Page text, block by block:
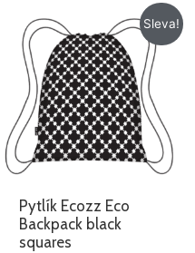
Sleva!
Pytlík Ecozz Eco
Backpack black
squares
Původní
cena
byla:
199 Kč.
Aktuální
cena
je:
129 Kč.